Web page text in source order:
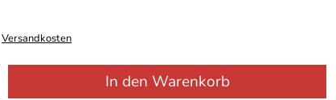
Versandkosten
In den Warenkorb